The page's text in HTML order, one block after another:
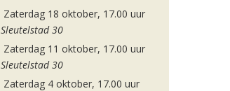
Zaterdag 18 oktober, 17.00 uur
Sleutelstad 30
Zaterdag 11 oktober, 17.00 uur
Sleutelstad 30
Zaterdag 4 oktober, 17.00 uur